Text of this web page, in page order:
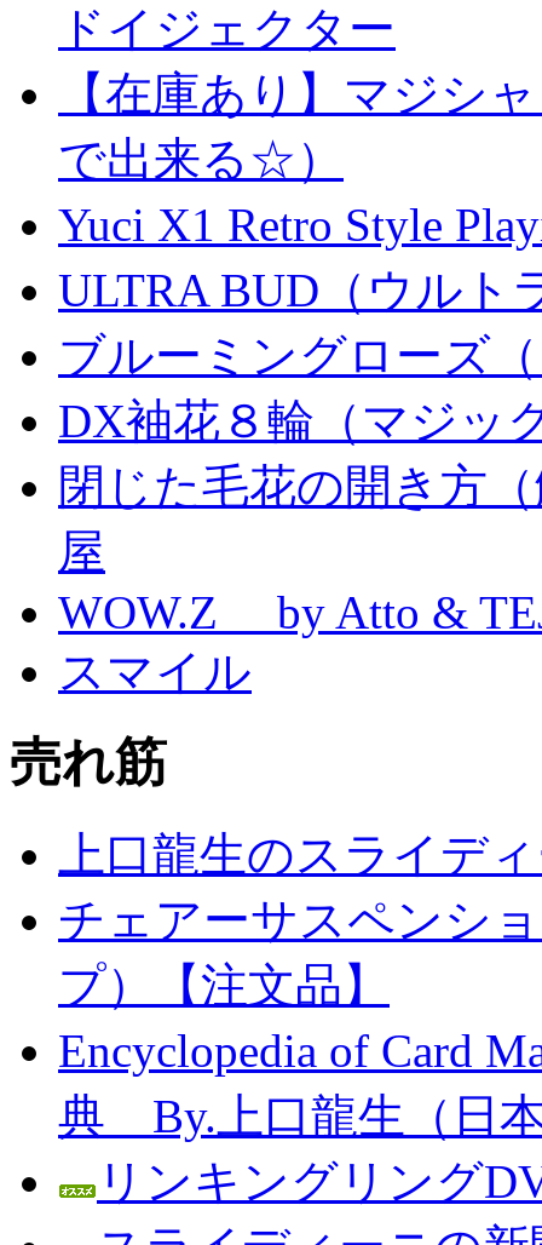
ドイジェクター
【在庫あり】マジシ
で出来る☆）
Yuci X1 Retro Style
ULTRA BUD（ウルト
ブルーミングローズ
DX袖花８輪（マジッ
閉じた毛花の開き方
屋
WOW.Z by Atto &
スマイル
売れ筋
上口龍生のスライデ
チェアーサスペンシ
プ）【注文品】
Encyclopedia of Card
典 By.上口龍生（日
リンキングリング